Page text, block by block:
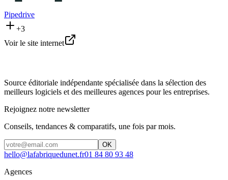
Pipedrive
+3
Voir le site internet
Source éditoriale indépendante spécialisée dans la sélection des
meilleurs logiciels et des meilleures agences pour les entreprises.
Rejoignez notre newsletter
Conseils, tendances & comparatifs, une fois par mois.
OK
hello@lafabriquedunet.fr01 84 80 93 48
Agences